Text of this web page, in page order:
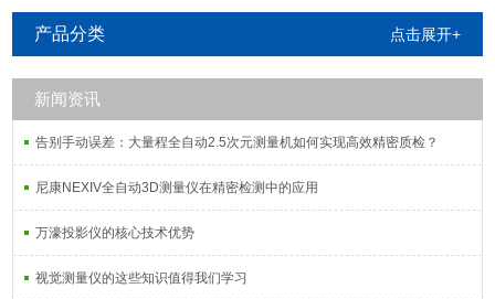
产品分类 点击展开+
新闻资讯
告别手动误差：大量程全自动2.5次元测量机如何实现高效精密质检？
尼康NEXIV全自动3D测量仪在精密检测中的应用
万濠投影仪的核心技术优势
视觉测量仪的这些知识值得我们学习